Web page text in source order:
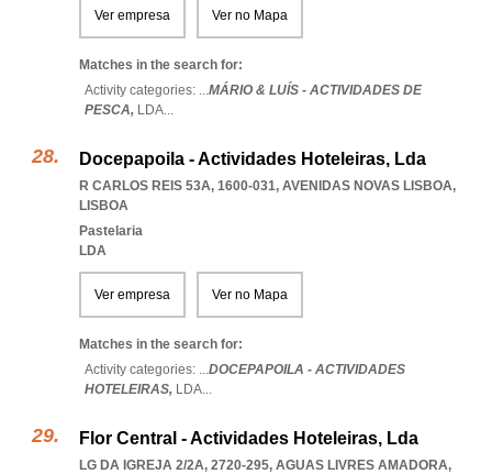
Ver empresa Ver no Mapa
Matches in the search for:
Activity categories: ...MÁRIO & LUÍS - ACTIVIDADES DE
PESCA, LDA...
Docepapoila - Actividades Hoteleiras, Lda
R CARLOS REIS 53A, 1600-031, AVENIDAS NOVAS LISBOA,
LISBOA
Pastelaria
LDA
Ver empresa Ver no Mapa
Matches in the search for:
Activity categories: ...DOCEPAPOILA - ACTIVIDADES
HOTELEIRAS, LDA...
Flor Central - Actividades Hoteleiras, Lda
LG DA IGREJA 2/2A, 2720-295, AGUAS LIVRES AMADORA,